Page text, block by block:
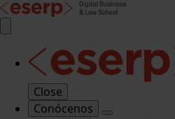
Close
Conócenos